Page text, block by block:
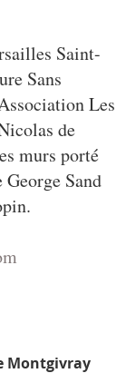
Saint-
Sans
Les
de
murs porté
Sand
Montgivray